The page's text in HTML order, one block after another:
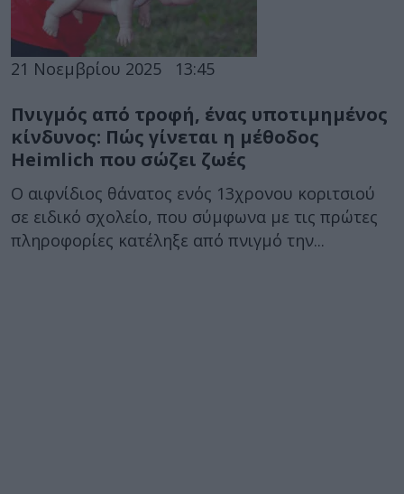
21 Νοεμβρίου 2025 13:45
Πνιγμός από τροφή, ένας υποτιμημένος
κίνδυνος: Πώς γίνεται η μέθοδος
Heimlich που σώζει ζωές
Ο αιφνίδιος θάνατος ενός 13χρονου κοριτσιού
σε ειδικό σχολείο, που σύμφωνα με τις πρώτες
πληροφορίες κατέληξε από πνιγμό την...